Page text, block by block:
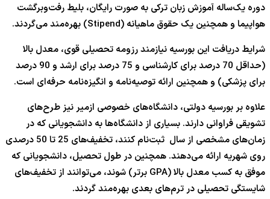
دوره یک‌ساله آموزش زبان ترکی به صورت رایگان، بلیط رفت‌وبرگشت
هواپیما و همچنین یک حقوق ماهیانه (Stipend) بهره‌مند می‌گردند.
شرایط دریافت این بورسیه نیازمند رزومه تحصیلی قوی، معدل بالا
(حداقل 70 درصد برای کارشناسی و 75 درصد برای ارشد و 90 درصد
برای پزشکی) و همچنین ارائه توصیه‌نامه و انگیزه‌نامه حرفه‌ای است.
علاوه بر بورسیه دولتی، دانشگاه‌های خصوصی ازمیر نیز طرح‌های
تشویقی فراوانی دارند. بسیاری از دانشگاه‌ها به دانشجویانی که در
زمان‌های مشخصی از سال ثبت‌نام کنند، تخفیف‌های 25 تا 50 درصدی
روی شهریه ارائه می‌دهند. همچنین در طول تحصیل، دانشجویانی که
موفق به کسب معدل بالا (GPA برتر) شوند، می‌توانند از تخفیف‌های
شایستگی تحصیلی در ترم‌های بعدی بهره‌مند گردند.